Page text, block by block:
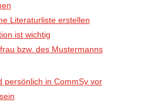
Literaturliste erstellen
ist wichtig
bzw. des Mustermanns
persönlich in CommSy vor